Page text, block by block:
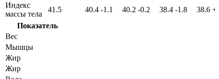
Индекс
массы тела
41.5 40.4 -1.1 40.2 -0.2 38.4 -1.8 38.6
Показатель
Вес
Мышцы
Жир
Жир